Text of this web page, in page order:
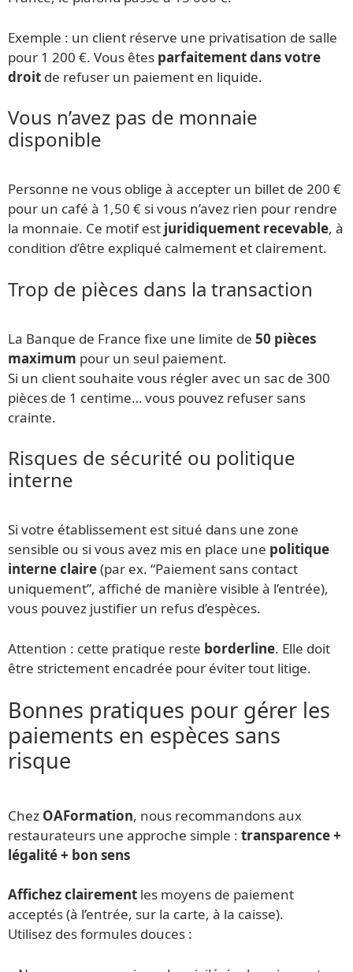
Exemple : un client réserve une privatisation de salle
pour 1 200 €. Vous êtes parfaitement dans votre
droit de refuser un paiement en liquide.
Vous n’avez pas de monnaie
disponible
Personne ne vous oblige à accepter un billet de 200 €
pour un café à 1,50 € si vous n’avez rien pour rendre
la monnaie. Ce motif est juridiquement recevable, à
condition d’être expliqué calmement et clairement.
Trop de pièces dans la transaction
La Banque de France fixe une limite de 50 pièces
maximum pour un seul paiement.
Si un client souhaite vous régler avec un sac de 300
pièces de 1 centime… vous pouvez refuser sans
crainte.
Risques de sécurité ou politique
interne
Si votre établissement est situé dans une zone
sensible ou si vous avez mis en place une politique
interne claire(par ex. “Paiement sans contact
uniquement”, affiché de manière visible à l’entrée),
vous pouvez justifier un refus d’espèces.
Attention : cette pratique reste borderline. Elle doit
être strictement encadrée pour éviter tout litige.
Bonnes pratiques pour gérer les
paiements en espèces sans
risque
Chez OAFormation, nous recommandons aux
restaurateurs une approche simple : transparence +
légalité + bon sens
Affichez clairement les moyens de paiement
acceptés (à l’entrée, sur la carte, à la caisse).
Utilisez des formules douces :